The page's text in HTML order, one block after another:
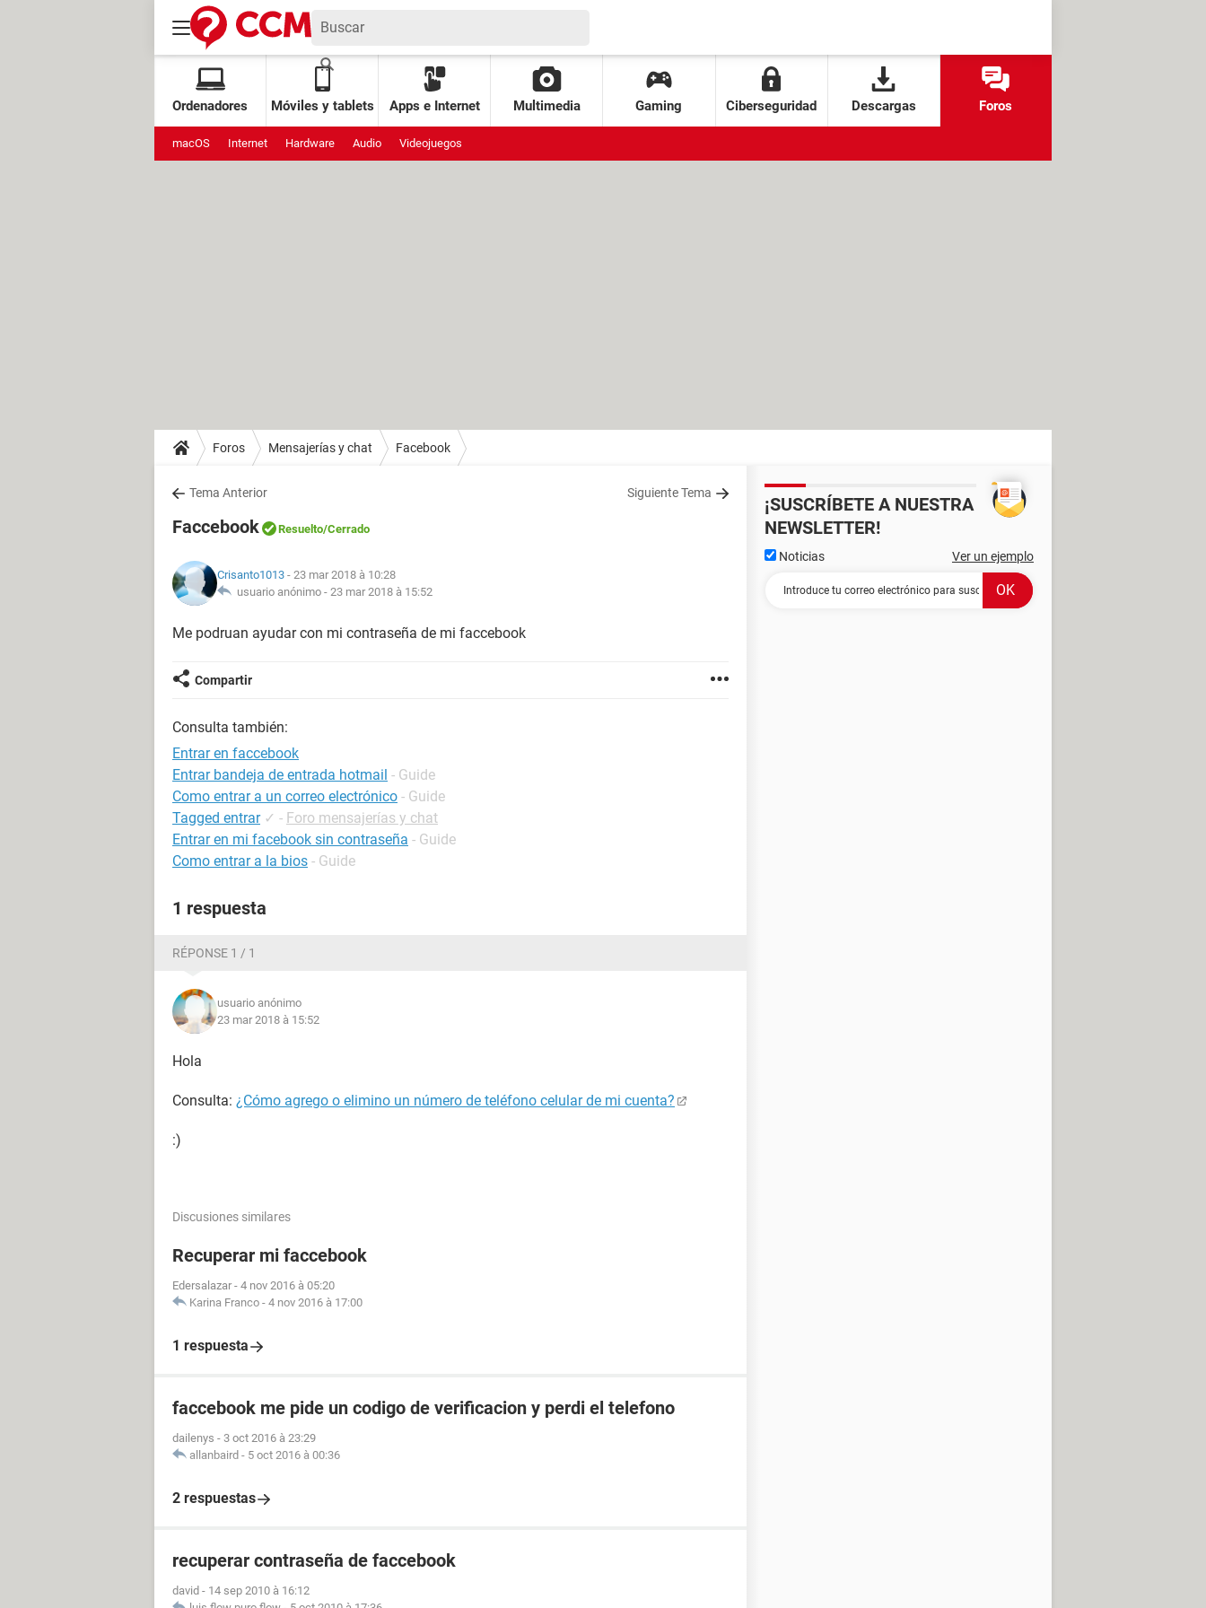
Ordenadores Móviles y tablets Apps e Internet Multimedia Gaming Ciberseguridad Descargas Foros
macOS Internet Hardware Audio Videojuegos
Foros Mensajerías y chat Facebook
Tema Anterior Siguiente Tema
Faccebook Resuelto/Cerrado
Crisanto1013 - 23 mar 2018 à 10:28
usuario anónimo - 23 mar 2018 à 15:52
Me podruan ayudar con mi contraseña de mi faccebook
Compartir
Consulta también:
Entrar en faccebook
Entrar bandeja de entrada hotmail - Guide
Como entrar a un correo electrónico - Guide
Tagged entrar ✓ - Foro mensajerías y chat
Entrar en mi facebook sin contraseña - Guide
Como entrar a la bios - Guide
1 respuesta
RÉPONSE 1 / 1
usuario anónimo
23 mar 2018 à 15:52
Hola
Consulta: ¿Cómo agrego o elimino un número de teléfono celular de mi cuenta?
:)
Discusiones similares
Recuperar mi faccebook
Edersalazar - 4 nov 2016 à 05:20
Karina Franco - 4 nov 2016 à 17:00
1 respuesta
faccebook me pide un codigo de verificacion y perdi el telefono
dailenys - 3 oct 2016 à 23:29
allanbaird - 5 oct 2016 à 00:36
2 respuestas
recuperar contraseña de faccebook
david - 14 sep 2010 à 16:12
¡SUSCRÍBETE A NUESTRA
NEWSLETTER!
Noticias Ver un ejemplo